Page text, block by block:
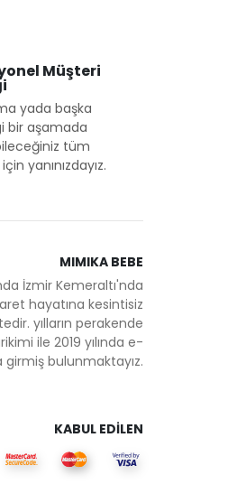
Müşteri
yada başka
bir aşamada
tüm
yanınızdayız.
MIMIKA BEBE
İzmir Kemeraltı'nda
hayatına kesintisiz
yılların perakende
ile 2019 yılında e-
bulunmaktayız.
KABUL EDİLEN